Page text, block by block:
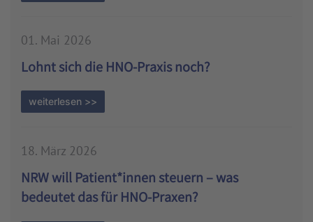
01. Mai 2026
Lohnt sich die HNO-Praxis noch?
weiterlesen >>
18. März 2026
NRW will Patient*innen steuern – was
bedeutet das für HNO-Praxen?